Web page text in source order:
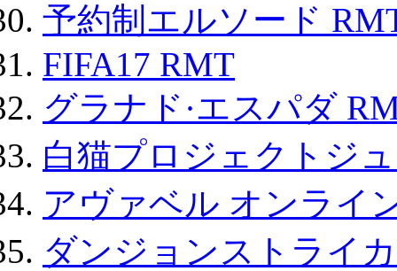
予約制エルソード
FIFA17 RMT
グラナド·エスパダ
白猫プロジェクトジ
アヴァベル オンライ
ダンジョンストライ